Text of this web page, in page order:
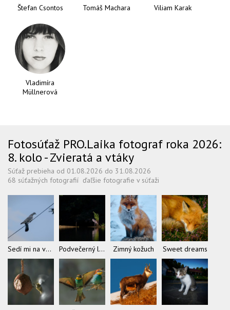
Štefan Csontos Tomáš Machara Viliam Karak
Vladimíra
Müllnerová
Fotosúťaž PRO.Laika fotograf roka 2026:
8. kolo - Zvieratá a vtáky
Súťaž prebieha od 01.08.2026 do 31.08.2026
68 súťažných fotografií ďaľšie fotografie v súťaži
Sedí mi na vedení Podvečerný lov Zimný kožuch Sweet dreams